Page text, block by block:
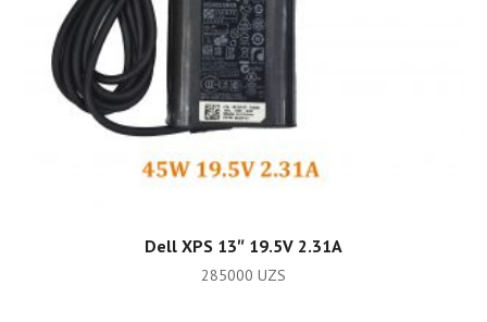
ADD TO CART
Dell XPS 13″ 19.5V 2.31A
285000 UZS